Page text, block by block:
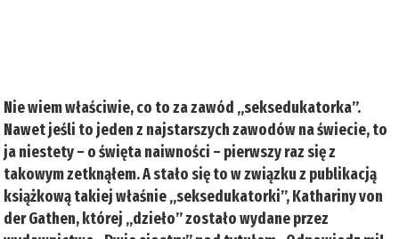
Nie wiem właściwie, co to za zawód „seksedukatorka”.
Nawet jeśli to jeden z najstarszych zawodów na świecie, to
ja niestety – o święta naiwności – pierwszy raz się z
takowym zetknąłem. A stało się to w związku z publikacją
książkową takiej właśnie „seksedukatorki”, Kathariny von
der Gathen, której „dzieło” zostało wydane przez